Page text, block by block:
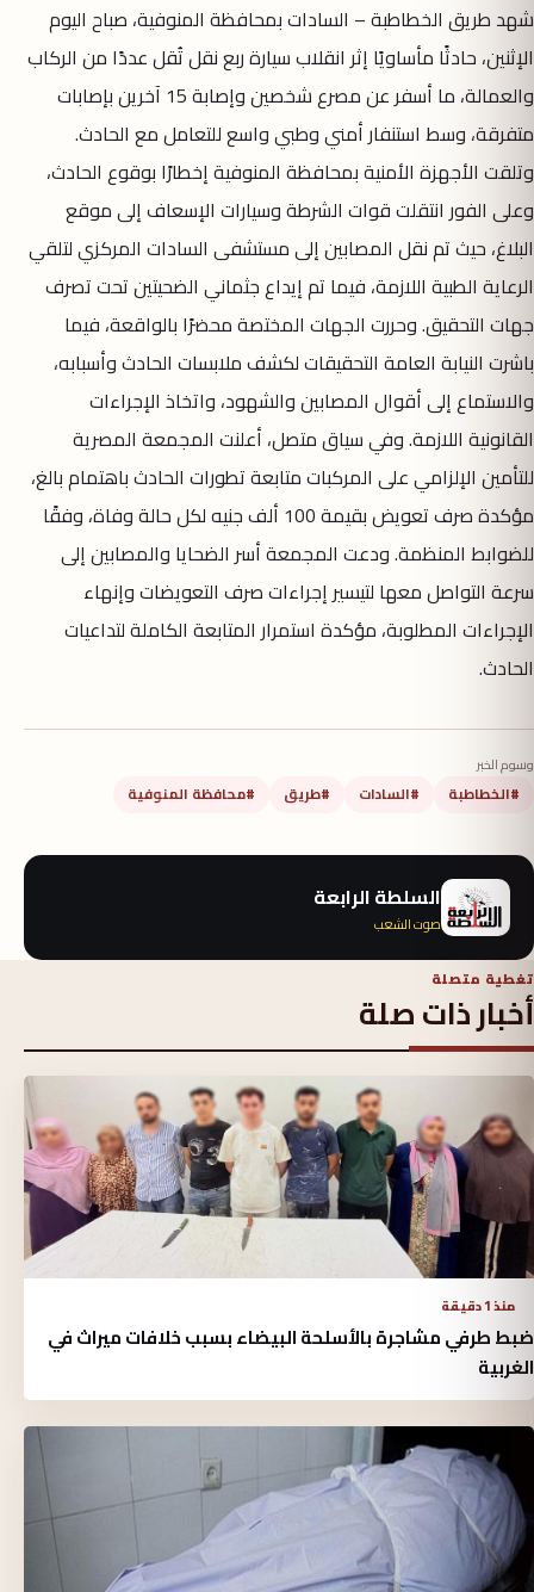
شهد طريق الخطاطبة – السادات بمحافظة المنوفية، صباح اليوم
الإثنين، حادثًا مأساويًا إثر انقلاب سيارة ربع نقل تُقل عددًا من الركاب
والعمالة، ما أسفر عن مصرع شخصين وإصابة 15 آخرين بإصابات
متفرقة، وسط استنفار أمني وطبي واسع للتعامل مع الحادث.
وتلقت الأجهزة الأمنية بمحافظة المنوفية إخطارًا بوقوع الحادث،
وعلى الفور انتقلت قوات الشرطة وسيارات الإسعاف إلى موقع
البلاغ، حيث تم نقل المصابين إلى مستشفى السادات المركزي لتلقي
الرعاية الطبية اللازمة، فيما تم إيداع جثماني الضحيتين تحت تصرف
جهات التحقيق. وحررت الجهات المختصة محضرًا بالواقعة، فيما
باشرت النيابة العامة التحقيقات لكشف ملابسات الحادث وأسبابه،
والاستماع إلى أقوال المصابين والشهود، واتخاذ الإجراءات
القانونية اللازمة. وفي سياق متصل، أعلنت المجمعة المصرية
للتأمين الإلزامي على المركبات متابعة تطورات الحادث باهتمام بالغ،
مؤكدة صرف تعويض بقيمة 100 ألف جنيه لكل حالة وفاة، وفقًا
للضوابط المنظمة. ودعت المجمعة أسر الضحايا والمصابين إلى
سرعة التواصل معها لتيسير إجراءات صرف التعويضات وإنهاء
الإجراءات المطلوبة، مؤكدة استمرار المتابعة الكاملة لتداعيات
الحادث.
وسوم الخبر
#الخطاطبة #السادات #طريق #محافظة المنوفية
السلطة الرابعة
صوت الشعب
تغطية متصلة
أخبار ذات صلة
منذ 1 دقيقة
ضبط طرفي مشاجرة بالأسلحة البيضاء بسبب خلافات ميراث في
الغربية